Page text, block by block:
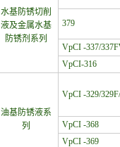
水基防锈切削
液及金属水基
防锈剂系列
379
VpCI -337/
VpCI-316
油基防锈液系
列
VpCI -329/
VpCI -368
VpCI -369